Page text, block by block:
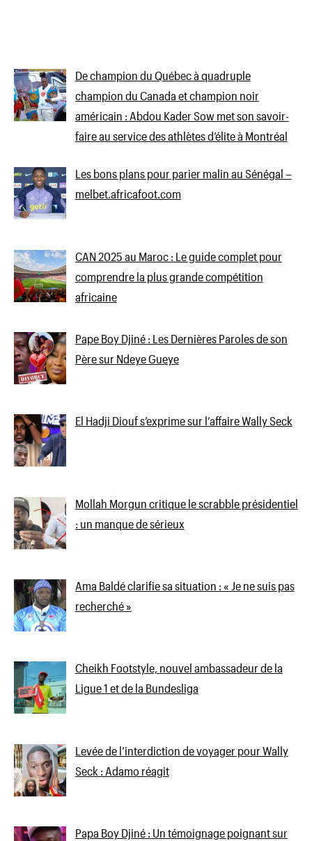
De champion du Québec à quadruple
champion du Canada et champion noir
américain : Abdou Kader Sow met son savoir-
faire au service des athlètes d’élite à Montréal
Les bons plans pour parier malin au Sénégal –
melbet.africafoot.com
CAN 2025 au Maroc : Le guide complet pour
comprendre la plus grande compétition
africaine
Pape Boy Djiné : Les Dernières Paroles de son
Père sur Ndeye Gueye
El Hadji Diouf s’exprime sur l’affaire Wally Seck
Mollah Morgun critique le scrabble présidentiel
: un manque de sérieux
Ama Baldé clarifie sa situation : « Je ne suis pas
recherché »
Cheikh Footstyle, nouvel ambassadeur de la
Ligue 1 et de la Bundesliga
Levée de l’interdiction de voyager pour Wally
Seck : Adamo réagit
Papa Boy Djiné : Un témoignage poignant sur